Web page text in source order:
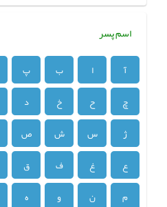
اسم پسر
آ ا ب پ
چ
ح خ د
ژ
س ش ص
ع
غ ف ق
م
ن و ه